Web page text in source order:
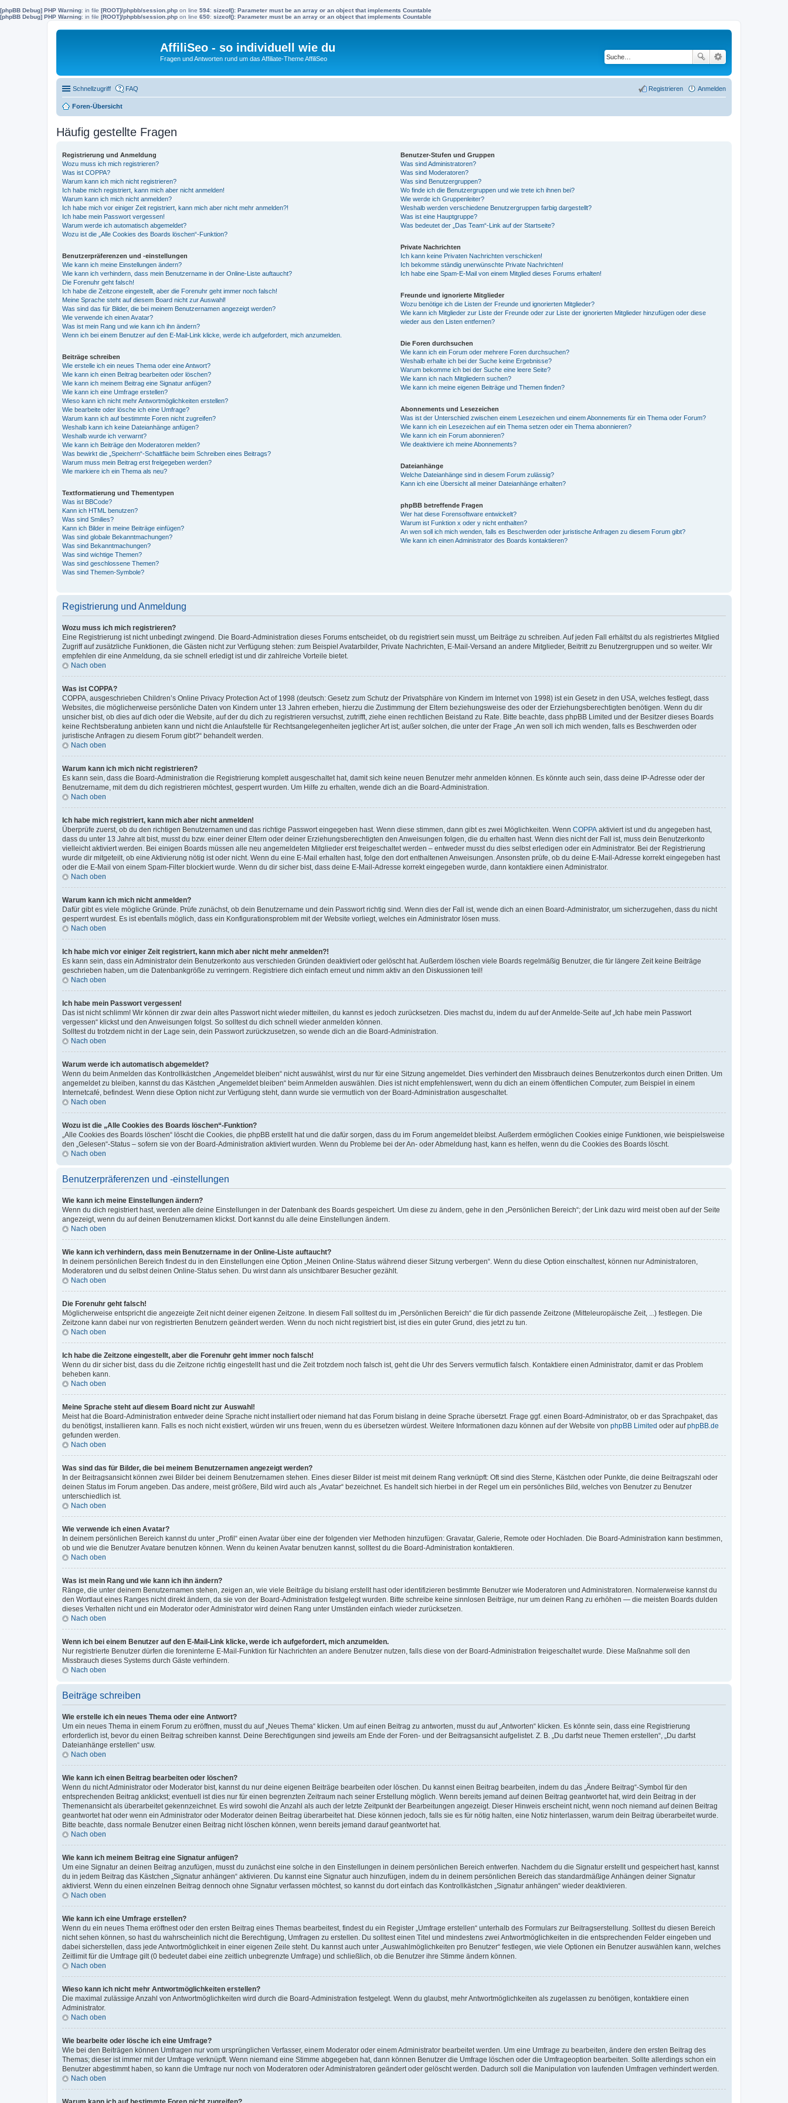
[phpBB Debug] PHP Warning: in file [ROOT]/phpbb/session.php on line 594: sizeof(): Parameter must be an array or an object that implements Countable
[phpBB Debug] PHP Warning: in file [ROOT]/phpbb/session.php on line 650: sizeof(): Parameter must be an array or an object that implements Countable
AffiliSeo - so individuell wie du
Fragen und Antworten rund um das Affiliate-Theme AffiliSeo
Schnellzugriff FAQ Anmelden
Registrieren
Foren-Übersicht
Häufig gestellte Fragen
Registrierung und Anmeldung
Wozu muss ich mich registrieren?
Was ist COPPA?
Warum kann ich mich nicht registrieren?
Ich habe mich registriert, kann mich aber nicht anmelden!
Warum kann ich mich nicht anmelden?
Ich habe mich vor einiger Zeit registriert, kann mich aber nicht mehr anmelden?!
Ich habe mein Passwort vergessen!
Warum werde ich automatisch abgemeldet?
Wozu ist die „Alle Cookies des Boards löschen“-Funktion?
Benutzerpräferenzen und -einstellungen
Wie kann ich meine Einstellungen ändern?
Wie kann ich verhindern, dass mein Benutzername in der Online-Liste auftaucht?
Die Forenuhr geht falsch!
Ich habe die Zeitzone eingestellt, aber die Forenuhr geht immer noch falsch!
Meine Sprache steht auf diesem Board nicht zur Auswahl!
Was sind das für Bilder, die bei meinem Benutzernamen angezeigt werden?
Wie verwende ich einen Avatar?
Was ist mein Rang und wie kann ich ihn ändern?
Wenn ich bei einem Benutzer auf den E-Mail-Link klicke, werde ich aufgefordert, mich anzumelden.
Beiträge schreiben
Wie erstelle ich ein neues Thema oder eine Antwort?
Wie kann ich einen Beitrag bearbeiten oder löschen?
Wie kann ich meinem Beitrag eine Signatur anfügen?
Wie kann ich eine Umfrage erstellen?
Wieso kann ich nicht mehr Antwortmöglichkeiten erstellen?
Wie bearbeite oder lösche ich eine Umfrage?
Warum kann ich auf bestimmte Foren nicht zugreifen?
Weshalb kann ich keine Dateianhänge anfügen?
Weshalb wurde ich verwarnt?
Wie kann ich Beiträge den Moderatoren melden?
Was bewirkt die „Speichern“-Schaltfläche beim Schreiben eines Beitrags?
Warum muss mein Beitrag erst freigegeben werden?
Wie markiere ich ein Thema als neu?
Textformatierung und Thementypen
Was ist BBCode?
Kann ich HTML benutzen?
Was sind Smilies?
Kann ich Bilder in meine Beiträge einfügen?
Was sind globale Bekanntmachungen?
Was sind Bekanntmachungen?
Was sind wichtige Themen?
Was sind geschlossene Themen?
Was sind Themen-Symbole?
Benutzer-Stufen und Gruppen
Was sind Administratoren?
Was sind Moderatoren?
Was sind Benutzergruppen?
Wo finde ich die Benutzergruppen und wie trete ich ihnen bei?
Wie werde ich Gruppenleiter?
Weshalb werden verschiedene Benutzergruppen farbig dargestellt?
Was ist eine Hauptgruppe?
Was bedeutet der „Das Team“-Link auf der Startseite?
Private Nachrichten
Ich kann keine Privaten Nachrichten verschicken!
Ich bekomme ständig unerwünschte Private Nachrichten!
Ich habe eine Spam-E-Mail von einem Mitglied dieses Forums erhalten!
Freunde und ignorierte Mitglieder
Wozu benötige ich die Listen der Freunde und ignorierten Mitglieder?
Wie kann ich Mitglieder zur Liste der Freunde oder zur Liste der ignorierten Mitglieder hinzufügen oder diese
wieder aus den Listen entfernen?
Die Foren durchsuchen
Wie kann ich ein Forum oder mehrere Foren durchsuchen?
Weshalb erhalte ich bei der Suche keine Ergebnisse?
Warum bekomme ich bei der Suche eine leere Seite?
Wie kann ich nach Mitgliedern suchen?
Wie kann ich meine eigenen Beiträge und Themen finden?
Abonnements und Lesezeichen
Was ist der Unterschied zwischen einem Lesezeichen und einem Abonnements für ein Thema oder Forum?
Wie kann ich ein Lesezeichen auf ein Thema setzen oder ein Thema abonnieren?
Wie kann ich ein Forum abonnieren?
Wie deaktiviere ich meine Abonnements?
Dateianhänge
Welche Dateianhänge sind in diesem Forum zulässig?
Kann ich eine Übersicht all meiner Dateianhänge erhalten?
phpBB betreffende Fragen
Wer hat diese Forensoftware entwickelt?
Warum ist Funktion x oder y nicht enthalten?
An wen soll ich mich wenden, falls es Beschwerden oder juristische Anfragen zu diesem Forum gibt?
Wie kann ich einen Administrator des Boards kontaktieren?
Registrierung und Anmeldung
Wozu muss ich mich registrieren?
Eine Registrierung ist nicht unbedingt zwingend. Die Board-Administration dieses Forums entscheidet, ob du registriert sein musst, um Beiträge zu schreiben. Auf jeden Fall erhältst du als registriertes Mitglied
Zugriff auf zusätzliche Funktionen, die Gästen nicht zur Verfügung stehen: zum Beispiel Avatarbilder, Private Nachrichten, E-Mail-Versand an andere Mitglieder, Beitritt zu Benutzergruppen und so weiter. Wir
empfehlen dir eine Anmeldung, da sie schnell erledigt ist und dir zahlreiche Vorteile bietet.
Nach oben
Was ist COPPA?
COPPA, ausgeschrieben Children’s Online Privacy Protection Act of 1998 (deutsch: Gesetz zum Schutz der Privatsphäre von Kindern im Internet von 1998) ist ein Gesetz in den USA, welches festlegt, dass
Websites, die möglicherweise persönliche Daten von Kindern unter 13 Jahren erheben, hierzu die Zustimmung der Eltern beziehungsweise des oder der Erziehungsberechtigten benötigen. Wenn du dir
unsicher bist, ob dies auf dich oder die Website, auf der du dich zu registrieren versuchst, zutrifft, ziehe einen rechtlichen Beistand zu Rate. Bitte beachte, dass phpBB Limited und der Besitzer dieses Boards
keine Rechtsberatung anbieten kann und nicht die Anlaufstelle für Rechtsangelegenheiten jeglicher Art ist; außer solchen, die unter der Frage „An wen soll ich mich wenden, falls es Beschwerden oder
juristische Anfragen zu diesem Forum gibt?“ behandelt werden.
Nach oben
Warum kann ich mich nicht registrieren?
Es kann sein, dass die Board-Administration die Registrierung komplett ausgeschaltet hat, damit sich keine neuen Benutzer mehr anmelden können. Es könnte auch sein, dass deine IP-Adresse oder der
Benutzername, mit dem du dich registrieren möchtest, gesperrt wurden. Um Hilfe zu erhalten, wende dich an die Board-Administration.
Nach oben
Ich habe mich registriert, kann mich aber nicht anmelden!
Überprüfe zuerst, ob du den richtigen Benutzernamen und das richtige Passwort eingegeben hast. Wenn diese stimmen, dann gibt es zwei Möglichkeiten. Wenn COPPA aktiviert ist und du angegeben hast,
dass du unter 13 Jahre alt bist, musst du bzw. einer deiner Eltern oder deiner Erziehungsberechtigten den Anweisungen folgen, die du erhalten hast. Wenn dies nicht der Fall ist, muss dein Benutzerkonto
vielleicht aktiviert werden. Bei einigen Boards müssen alle neu angemeldeten Mitglieder erst freigeschaltet werden – entweder musst du dies selbst erledigen oder ein Administrator. Bei der Registrierung
wurde dir mitgeteilt, ob eine Aktivierung nötig ist oder nicht. Wenn du eine E-Mail erhalten hast, folge den dort enthaltenen Anweisungen. Ansonsten prüfe, ob du deine E-Mail-Adresse korrekt eingegeben hast
oder die E-Mail von einem Spam-Filter blockiert wurde. Wenn du dir sicher bist, dass deine E-Mail-Adresse korrekt eingegeben wurde, dann kontaktiere einen Administrator.
Nach oben
Warum kann ich mich nicht anmelden?
Dafür gibt es viele mögliche Gründe. Prüfe zunächst, ob dein Benutzername und dein Passwort richtig sind. Wenn dies der Fall ist, wende dich an einen Board-Administrator, um sicherzugehen, dass du nicht
gesperrt wurdest. Es ist ebenfalls möglich, dass ein Konfigurationsproblem mit der Website vorliegt, welches ein Administrator lösen muss.
Nach oben
Ich habe mich vor einiger Zeit registriert, kann mich aber nicht mehr anmelden?!
Es kann sein, dass ein Administrator dein Benutzerkonto aus verschieden Gründen deaktiviert oder gelöscht hat. Außerdem löschen viele Boards regelmäßig Benutzer, die für längere Zeit keine Beiträge
geschrieben haben, um die Datenbankgröße zu verringern. Registriere dich einfach erneut und nimm aktiv an den Diskussionen teil!
Nach oben
Ich habe mein Passwort vergessen!
Das ist nicht schlimm! Wir können dir zwar dein altes Passwort nicht wieder mitteilen, du kannst es jedoch zurücksetzen. Dies machst du, indem du auf der Anmelde-Seite auf „Ich habe mein Passwort
vergessen“ klickst und den Anweisungen folgst. So solltest du dich schnell wieder anmelden können.
Solltest du trotzdem nicht in der Lage sein, dein Passwort zurückzusetzen, so wende dich an die Board-Administration.
Nach oben
Warum werde ich automatisch abgemeldet?
Wenn du beim Anmelden das Kontrollkästchen „Angemeldet bleiben“ nicht auswählst, wirst du nur für eine Sitzung angemeldet. Dies verhindert den Missbrauch deines Benutzerkontos durch einen Dritten. Um
angemeldet zu bleiben, kannst du das Kästchen „Angemeldet bleiben“ beim Anmelden auswählen. Dies ist nicht empfehlenswert, wenn du dich an einem öffentlichen Computer, zum Beispiel in einem
Internetcafé, befindest. Wenn diese Option nicht zur Verfügung steht, dann wurde sie vermutlich von der Board-Administration ausgeschaltet.
Nach oben
Wozu ist die „Alle Cookies des Boards löschen“-Funktion?
„Alle Cookies des Boards löschen“ löscht die Cookies, die phpBB erstellt hat und die dafür sorgen, dass du im Forum angemeldet bleibst. Außerdem ermöglichen Cookies einige Funktionen, wie beispielsweise
den „Gelesen“-Status – sofern sie von der Board-Administration aktiviert wurden. Wenn du Probleme bei der An- oder Abmeldung hast, kann es helfen, wenn du die Cookies des Boards löscht.
Nach oben
Benutzerpräferenzen und -einstellungen
Wie kann ich meine Einstellungen ändern?
Wenn du dich registriert hast, werden alle deine Einstellungen in der Datenbank des Boards gespeichert. Um diese zu ändern, gehe in den „Persönlichen Bereich“; der Link dazu wird meist oben auf der Seite
angezeigt, wenn du auf deinen Benutzernamen klickst. Dort kannst du alle deine Einstellungen ändern.
Nach oben
Wie kann ich verhindern, dass mein Benutzername in der Online-Liste auftaucht?
In deinem persönlichen Bereich findest du in den Einstellungen eine Option „Meinen Online-Status während dieser Sitzung verbergen“. Wenn du diese Option einschaltest, können nur Administratoren,
Moderatoren und du selbst deinen Online-Status sehen. Du wirst dann als unsichtbarer Besucher gezählt.
Nach oben
Die Forenuhr geht falsch!
Möglicherweise entspricht die angezeigte Zeit nicht deiner eigenen Zeitzone. In diesem Fall solltest du im „Persönlichen Bereich“ die für dich passende Zeitzone (Mitteleuropäische Zeit, ...) festlegen. Die
Zeitzone kann dabei nur von registrierten Benutzern geändert werden. Wenn du noch nicht registriert bist, ist dies ein guter Grund, dies jetzt zu tun.
Nach oben
Ich habe die Zeitzone eingestellt, aber die Forenuhr geht immer noch falsch!
Wenn du dir sicher bist, dass du die Zeitzone richtig eingestellt hast und die Zeit trotzdem noch falsch ist, geht die Uhr des Servers vermutlich falsch. Kontaktiere einen Administrator, damit er das Problem
beheben kann.
Nach oben
Meine Sprache steht auf diesem Board nicht zur Auswahl!
Meist hat die Board-Administration entweder deine Sprache nicht installiert oder niemand hat das Forum bislang in deine Sprache übersetzt. Frage ggf. einen Board-Administrator, ob er das Sprachpaket, das
du benötigst, installieren kann. Falls es noch nicht existiert, würden wir uns freuen, wenn du es übersetzen würdest. Weitere Informationen dazu können auf der Website von phpBB Limited oder aufphpBB.de
gefunden werden.
Nach oben
Was sind das für Bilder, die bei meinem Benutzernamen angezeigt werden?
In der Beitragsansicht können zwei Bilder bei deinem Benutzernamen stehen. Eines dieser Bilder ist meist mit deinem Rang verknüpft: Oft sind dies Sterne, Kästchen oder Punkte, die deine Beitragszahl oder
deinen Status im Forum angeben. Das andere, meist größere, Bild wird auch als „Avatar“ bezeichnet. Es handelt sich hierbei in der Regel um ein persönliches Bild, welches von Benutzer zu Benutzer
unterschiedlich ist.
Nach oben
Wie verwende ich einen Avatar?
In deinem persönlichen Bereich kannst du unter „Profil“ einen Avatar über eine der folgenden vier Methoden hinzufügen: Gravatar, Galerie, Remote oder Hochladen. Die Board-Administration kann bestimmen,
ob und wie die Benutzer Avatare benutzen können. Wenn du keinen Avatar benutzen kannst, solltest du die Board-Administration kontaktieren.
Nach oben
Was ist mein Rang und wie kann ich ihn ändern?
Ränge, die unter deinem Benutzernamen stehen, zeigen an, wie viele Beiträge du bislang erstellt hast oder identifizieren bestimmte Benutzer wie Moderatoren und Administratoren. Normalerweise kannst du
den Wortlaut eines Ranges nicht direkt ändern, da sie von der Board-Administration festgelegt wurden. Bitte schreibe keine sinnlosen Beiträge, nur um deinen Rang zu erhöhen — die meisten Boards dulden
dieses Verhalten nicht und ein Moderator oder Administrator wird deinen Rang unter Umständen einfach wieder zurücksetzen.
Nach oben
Wenn ich bei einem Benutzer auf den E-Mail-Link klicke, werde ich aufgefordert, mich anzumelden.
Nur registrierte Benutzer dürfen die foreninterne E-Mail-Funktion für Nachrichten an andere Benutzer nutzen, falls diese von der Board-Administration freigeschaltet wurde. Diese Maßnahme soll den
Missbrauch dieses Systems durch Gäste verhindern.
Nach oben
Beiträge schreiben
Wie erstelle ich ein neues Thema oder eine Antwort?
Um ein neues Thema in einem Forum zu eröffnen, musst du auf „Neues Thema“ klicken. Um auf einen Beitrag zu antworten, musst du auf „Antworten“ klicken. Es könnte sein, dass eine Registrierung
erforderlich ist, bevor du einen Beitrag schreiben kannst. Deine Berechtigungen sind jeweils am Ende der Foren- und der Beitragsansicht aufgelistet. Z. B. „Du darfst neue Themen erstellen“, „Du darfst
Dateianhänge erstellen“ usw.
Nach oben
Wie kann ich einen Beitrag bearbeiten oder löschen?
Wenn du nicht Administrator oder Moderator bist, kannst du nur deine eigenen Beiträge bearbeiten oder löschen. Du kannst einen Beitrag bearbeiten, indem du das „Ändere Beitrag“-Symbol für den
entsprechenden Beitrag anklickst; eventuell ist dies nur für einen begrenzten Zeitraum nach seiner Erstellung möglich. Wenn bereits jemand auf deinen Beitrag geantwortet hat, wird dein Beitrag in der
Themenansicht als überarbeitet gekennzeichnet. Es wird sowohl die Anzahl als auch der letzte Zeitpunkt der Bearbeitungen angezeigt. Dieser Hinweis erscheint nicht, wenn noch niemand auf deinen Beitrag
geantwortet hat oder wenn ein Administrator oder Moderator deinen Beitrag überarbeitet hat. Diese können jedoch, falls sie es für nötig halten, eine Notiz hinterlassen, warum dein Beitrag überarbeitet wurde.
Bitte beachte, dass normale Benutzer einen Beitrag nicht löschen können, wenn bereits jemand darauf geantwortet hat.
Nach oben
Wie kann ich meinem Beitrag eine Signatur anfügen?
Um eine Signatur an deinen Beitrag anzufügen, musst du zunächst eine solche in den Einstellungen in deinem persönlichen Bereich entwerfen. Nachdem du die Signatur erstellt und gespeichert hast, kannst
du in jedem Beitrag das Kästchen „Signatur anhängen“ aktivieren. Du kannst eine Signatur auch hinzufügen, indem du in deinem persönlichen Bereich das standardmäßige Anhängen deiner Signatur
aktivierst. Wenn du einen einzelnen Beitrag dennoch ohne Signatur verfassen möchtest, so kannst du dort einfach das Kontrollkästchen „Signatur anhängen“ wieder deaktivieren.
Nach oben
Wie kann ich eine Umfrage erstellen?
Wenn du ein neues Thema eröffnest oder den ersten Beitrag eines Themas bearbeitest, findest du ein Register „Umfrage erstellen“ unterhalb des Formulars zur Beitragserstellung. Solltest du diesen Bereich
nicht sehen können, so hast du wahrscheinlich nicht die Berechtigung, Umfragen zu erstellen. Du solltest einen Titel und mindestens zwei Antwortmöglichkeiten in die entsprechenden Felder eingeben und
dabei sicherstellen, dass jede Antwortmöglichkeit in einer eigenen Zeile steht. Du kannst auch unter „Auswahlmöglichkeiten pro Benutzer“ festlegen, wie viele Optionen ein Benutzer auswählen kann, welches
Zeitlimit für die Umfrage gilt (0 bedeutet dabei eine zeitlich unbegrenzte Umfrage) und schließlich, ob die Benutzer ihre Stimme ändern können.
Nach oben
Wieso kann ich nicht mehr Antwortmöglichkeiten erstellen?
Die maximal zulässige Anzahl von Antwortmöglichkeiten wird durch die Board-Administration festgelegt. Wenn du glaubst, mehr Antwortmöglichkeiten als zugelassen zu benötigen, kontaktiere einen
Administrator.
Nach oben
Wie bearbeite oder lösche ich eine Umfrage?
Wie bei den Beiträgen können Umfragen nur vom ursprünglichen Verfasser, einem Moderator oder einem Administrator bearbeitet werden. Um eine Umfrage zu bearbeiten, ändere den ersten Beitrag des
Themas; dieser ist immer mit der Umfrage verknüpft. Wenn niemand eine Stimme abgegeben hat, dann können Benutzer die Umfrage löschen oder die Umfrageoption bearbeiten. Sollte allerdings schon ein
Benutzer abgestimmt haben, so kann die Umfrage nur noch von Moderatoren oder Administratoren geändert oder gelöscht werden. Dadurch soll die Manipulation von laufenden Umfragen verhindert werden.
Nach oben